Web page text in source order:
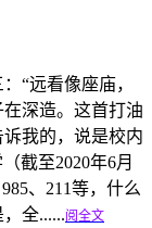
“远看像座庙，
深造。这首打油
我的，说是校内
截至2020年6月
、211等，什么
全......阅全文